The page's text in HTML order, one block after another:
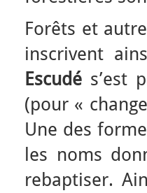
Forêts et
inscrivent
Escudé s’est
(pour «
Une des
les noms
rebaptiser.